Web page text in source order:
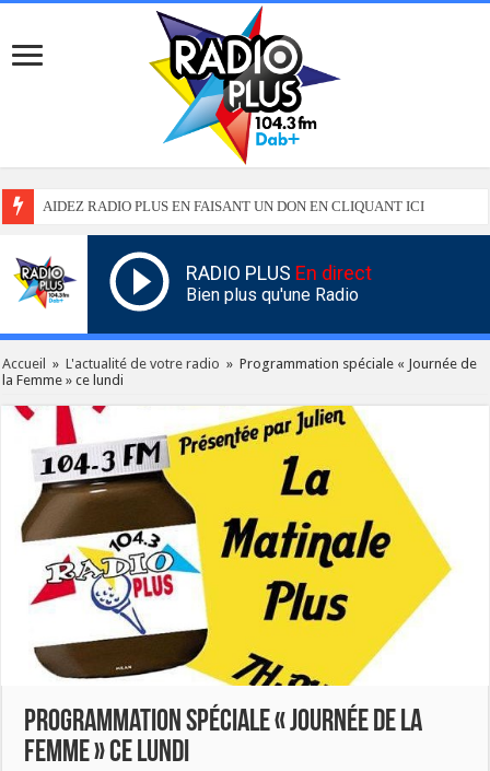
AIDEZ RADIO PLUS EN FAISANT UN DON EN CLIQUANT ICI
RADIO PLUS En direct
Bien plus qu'une Radio
Accueil » L'actualité de votre radio » Programmation spéciale « Journée de
la Femme » ce lundi
Programmation spéciale « Journée de la
Femme » ce lundi